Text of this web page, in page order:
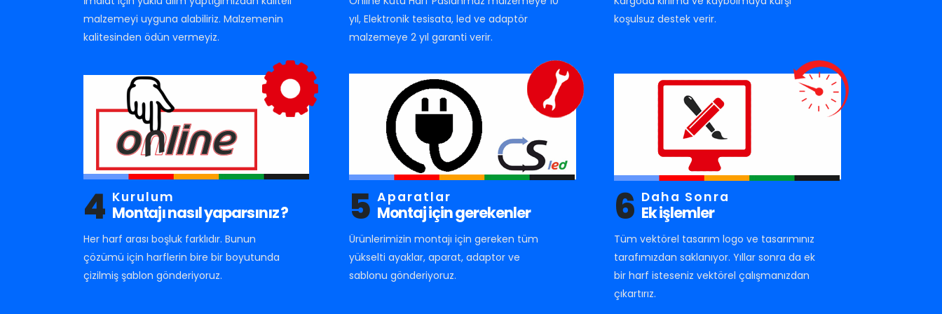
malzemeyi uyguna alabiliriz. Malzemenin
kalitesinden ödün vermeyiz.
yıl, Elektronik tesisata, led ve adaptör
malzemeye 2 yıl garanti verir.
koşulsuz destek verir.
4 Kurulum
Montajı nasıl yaparsınız ?
Her harf arası boşluk farklıdır. Bunun
çözümü için harflerin bire bir boyutunda
çizilmiş şablon gönderiyoruz.
5 Aparatlar
Montaj için gerekenler
Ürünlerimizin montajı için gereken tüm
yükselti ayaklar, aparat, adaptor ve
sablonu gönderiyoruz.
6 Daha Sonra
Ek işlemler
Tüm vektörel tasarım logo ve tasarımınız
tarafımızdan saklanıyor. Yıllar sonra da ek
bir harf isteseniz vektörel çalışmanızdan
çıkartırız.